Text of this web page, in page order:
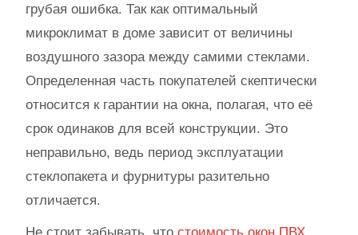
грубая ошибка. Так как оптимальный
микроклимат в доме зависит от величины
воздушного зазора между самими стеклами.
Определенная часть покупателей скептически
относится к гарантии на окна, полагая, что её
срок одинаков для всей конструкции. Это
неправильно, ведь период эксплуатации
стеклопакета и фурнитуры разительно
отличается.